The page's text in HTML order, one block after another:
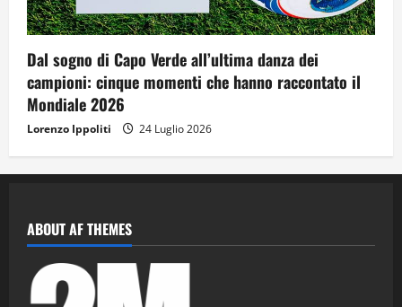
Dal sogno di Capo Verde all’ultima danza dei
campioni: cinque momenti che hanno raccontato il
Mondiale 2026
Lorenzo Ippoliti 24 Luglio 2026
ABOUT AF THEMES